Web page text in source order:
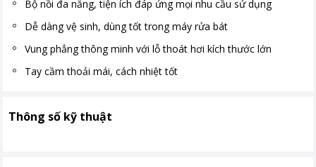
Bộ nồi đa năng, tiện ích đáp ứng mọi nhu cầu sử dụng
Dễ dàng vệ sinh, dùng tốt trong máy rửa bát
Vung phẳng thông minh với lỗ thoát hơi kích thước lớn
Tay cầm thoải mái, cách nhiệt tốt
Thông số kỹ thuật